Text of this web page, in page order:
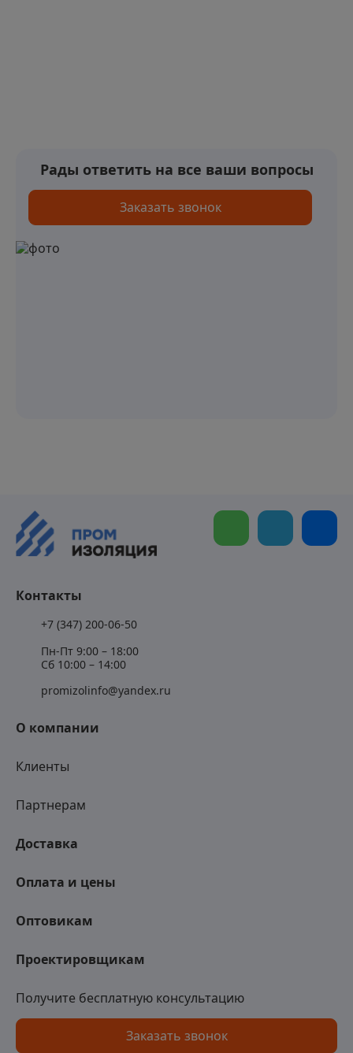
Рады ответить на все ваши вопросы
Заказать звонок
Получите бесплатную консультацию
Заказать звонок
О компании
Клиенты
Партнерам
Доставка
Оплата и цены
Оптовикам
Проектировщикам
Контакты
+7 (347) 200-06-50
Пн-Пт 9:00 – 18:00
Сб 10:00 – 14:00
promizolinfo@yandex.ru